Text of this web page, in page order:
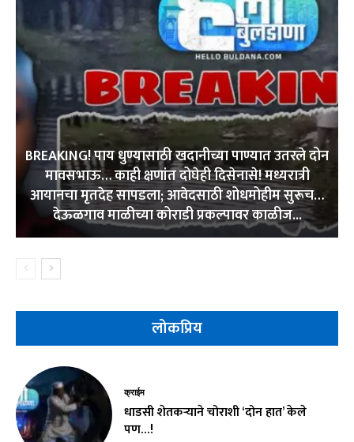
BREAKING! पाय धुण्यासाठी खदानीच्या पाण्यात उतरले दोन
मावसभाऊ… काही क्षणांत दोघेही दिसेनासे! मध्यरात्री
आयानचा मृतदेह सापडला; आवेदसाठी शोधमोहीम सुरूच…
देऊळगाव माळीच्या कोराडी प्रकल्पावर काळीज...
लोकप्रिय
क्राईम
धाडसी शेतकऱ्याने चोराशी ‘दोन हात’ केले
पण…!